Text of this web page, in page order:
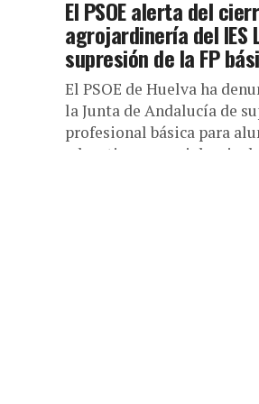
El PSOE alerta del
agrojardinería del IES
supresión de la FP
El PSOE de Huelva ha
la Junta de Andalucía de
profesional básica para
educativas especiales,